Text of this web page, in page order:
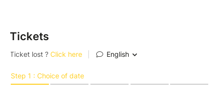
Rémish, tu l’as aussi vu à la TV sur
promis, il est golri.
Tickets